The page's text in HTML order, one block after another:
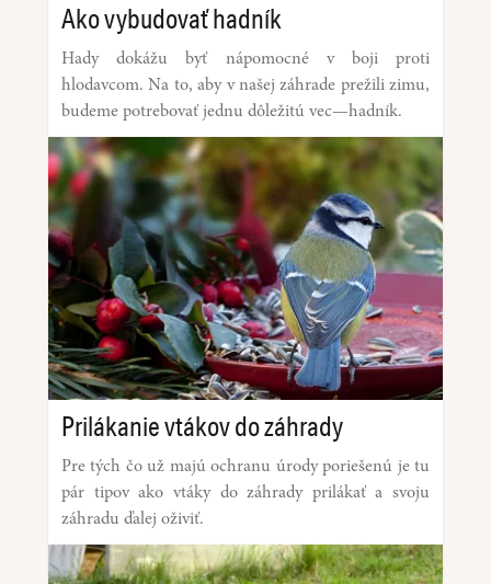
Ako vybudovať hadník
Hady dokážu byť nápomocné v boji proti
hlodavcom. Na to, aby v našej záhrade prežili zimu,
budeme potrebovať jednu dôležitú vec—hadník.
Prilákanie vtákov do záhrady
Pre tých čo už majú ochranu úrody poriešenú je tu
pár tipov ako vtáky do záhrady prilákať a svoju
záhradu ďalej oživiť.